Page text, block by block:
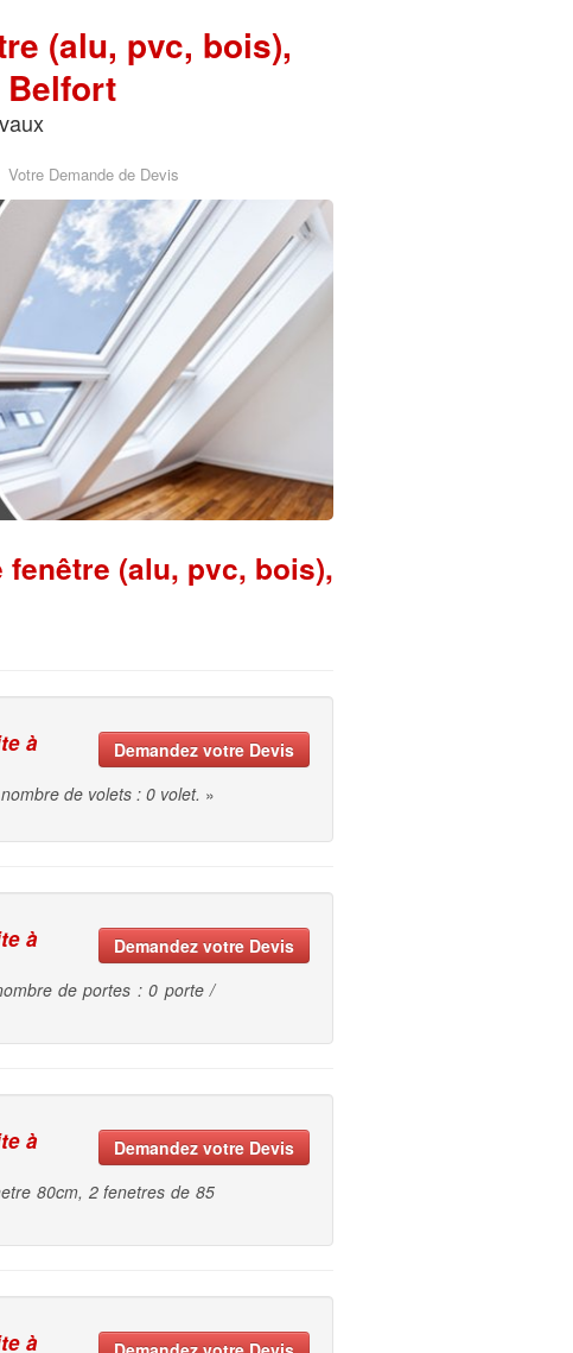
(alu, pvc, bois),
Belfort
Votre Demande de Devis
(alu, pvc, bois),
à
Demandez votre Devis
de volets : 0 volet. »
à
Demandez votre Devis
de portes : 0 porte /
à
Demandez votre Devis
80cm, 2 fenetres de 85
à